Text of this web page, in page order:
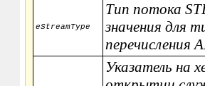
eStreamType
Тип потока
значения для
перечисления
Указатель на